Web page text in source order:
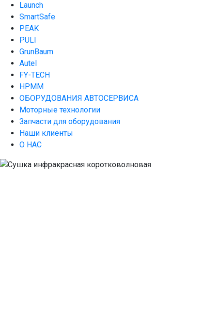
Launch
SmartSafe
PEAK
PULI
GrunBaum
Autel
FY-TECH
HPMM
ОБОРУДОВАНИЯ АВТОСЕРВИСА
Моторные технологии
Запчасти для оборудования
Наши клиенты
О НАС